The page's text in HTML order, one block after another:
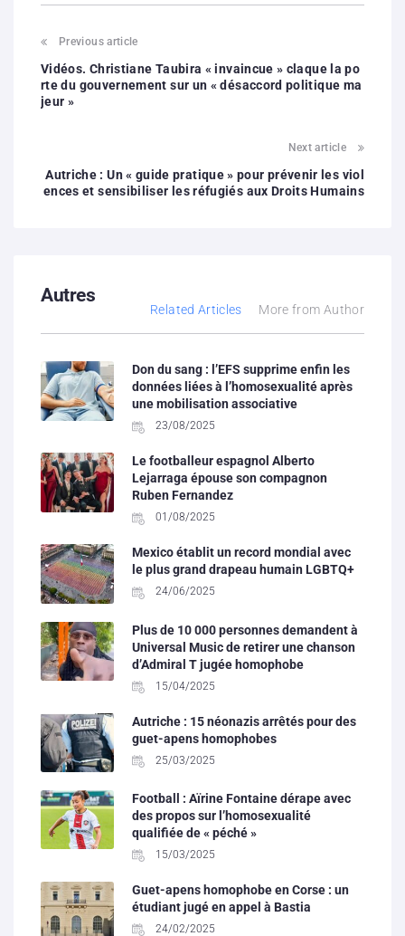
Previous article
Vidéos. Christiane Taubira « invaincue » claque la po
rte du gouvernement sur un « désaccord politique ma
jeur »
Next article
Autriche : Un « guide pratique » pour prévenir les viol
ences et sensibiliser les réfugiés aux Droits Humains
Autres
Related Articles More from Author
Don du sang : l’EFS supprime enfin les
données liées à l’homosexualité après
une mobilisation associative
23/08/2025
Le footballeur espagnol Alberto
Lejarraga épouse son compagnon
Ruben Fernandez
01/08/2025
Mexico établit un record mondial avec
le plus grand drapeau humain LGBTQ+
24/06/2025
Plus de 10 000 personnes demandent à
Universal Music de retirer une chanson
d’Admiral T jugée homophobe
15/04/2025
Autriche : 15 néonazis arrêtés pour des
guet-apens homophobes
25/03/2025
Football : Aïrine Fontaine dérape avec
des propos sur l’homosexualité
qualifiée de « péché »
15/03/2025
Guet-apens homophobe en Corse : un
étudiant jugé en appel à Bastia
24/02/2025